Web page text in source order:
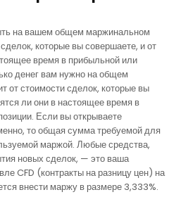
на вашем общем маржинальном
которые вы совершаете, и от
время в прибыльной или
денег вам нужно на общем
от стоимости сделок, которые вы
ли они в настоящее время в
Если вы открываете
то общая сумма требуемой для
маржой. Любые средства,
новых сделок, — это ваша
CFD (контракты на разницу цен) на
внести маржу в размере 3,333%.